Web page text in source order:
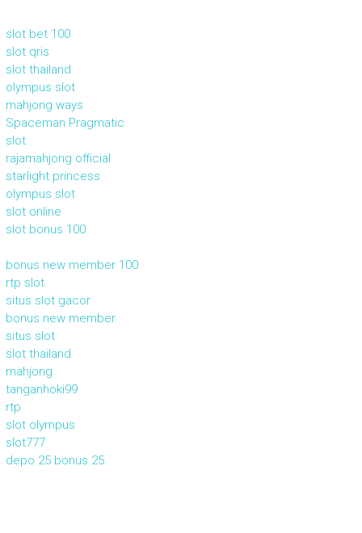
slot bet 100
slot qris
slot thailand
olympus slot
mahjong ways
Spaceman Pragmatic
slot
rajamahjong official
starlight princess
olympus slot
slot online
slot bonus 100
bonus new member 100
rtp slot
situs slot gacor
bonus new member
situs slot
slot thailand
mahjong
tanganhoki99
rtp
slot olympus
slot777
depo 25 bonus 25